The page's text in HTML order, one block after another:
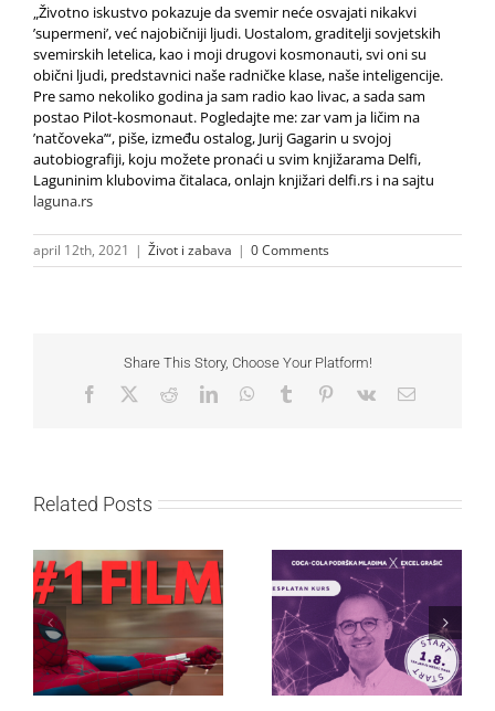
„Životno iskustvo pokazuje da svemir neće osvajati nikakvi
’supermeni’, već najobičniji ljudi. Uostalom, graditelji sovjetskih
svemirskih letelica, kao i moji drugovi kosmonauti, svi oni su
obični ljudi, predstavnici naše radničke klase, naše inteligencije.
Pre samo nekoliko godina ja sam radio kao livac, a sada sam
postao Pilot-kosmonaut. Pogledajte me: zar vam ja ličim na
’natčoveka’“, piše, između ostalog, Jurij Gagarin u svojoj
autobiografiji, koju možete pronaći u svim knjižarama Delfi,
Laguninim klubovima čitalaca, onlajn knjižari delfi.rs i na sajtu
laguna.rs
april 12th, 2021 | Život i zabava | 0 Comments
Share This Story, Choose Your Platform!
Facebook RedditLinkedInWhatsApp
Tumblr Pinterest
Vk Email
Related Posts
Najuspešnije otvaranje
studijskog filma u Srbiji:
Spajdermen: Novi dan
oborio rekord već prvog
vikenda
Priključi se besplatnoj
regionalnoj AI edukaciji
i nauči kako da
veštačku inteligenciju
primeniš u praksi